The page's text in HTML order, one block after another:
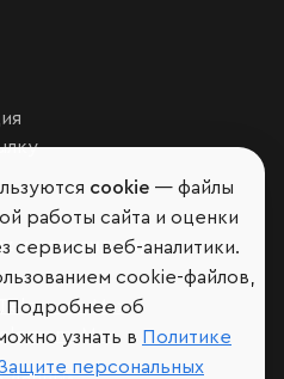
и мессенджерах
Telegram,Max
,Max
данных
cookie — файлы
работы сайта и оценки
сервисы веб-аналитики.
cookie-файлов,
Подробнее об
узнать в Политике
персональных